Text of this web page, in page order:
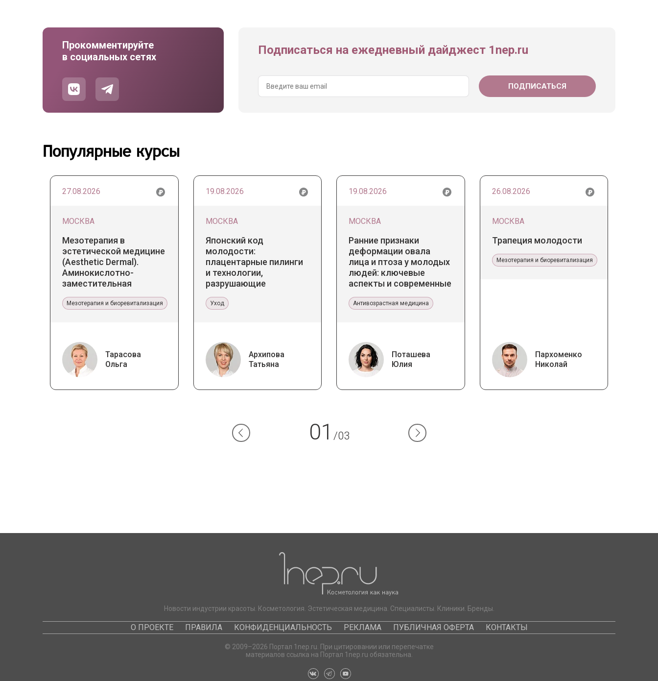
Прокомментируйте
в социальных сетях
Подписаться на ежедневный дайджест 1nep.ru
Популярные курсы
27.08.2026
МОСКВА
Мезотерапия в
эстетической медицине
(Aesthetic Dermal).
Аминокислотно-
заместительная
Мезотерапия и биоревитализация
Тарасова
Ольга
19.08.2026
МОСКВА
Японский код
молодости:
плацентарные пилинги
и технологии,
разрушающие
Уход
Архипова
Татьяна
19.08.2026
МОСКВА
Ранние признаки
деформации овала
лица и птоза у молодых
людей: ключевые
аспекты и современные
Антивозрастная медицина
Поташева
Юлия
26.08.2026
МОСКВА
Трапеция молодости
Мезотерапия и биоревитализация
Пархоменко
Николай
01 /03
Новости индустрии красоты. Косметология. Эстетическая медицина. Специалисты. Клиники. Бренды.
О ПРОЕКТЕ ПРАВИЛА КОНФИДЕНЦИАЛЬНОСТЬ РЕКЛАМА ПУБЛИЧНАЯ ОФЕРТА КОНТАКТЫ
© 2009–2026 Портал 1nep.ru. При цитировании или перепечатке
материалов ссылка на Портал 1nep.ru обязательна.